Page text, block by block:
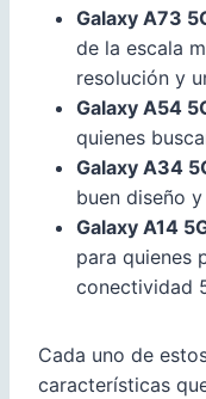
Galaxy A73
de la escala
resolución y
Galaxy A54
quienes
Galaxy A34
buen diseño
Galaxy A14
para quienes
conectividad
Cada uno de
características